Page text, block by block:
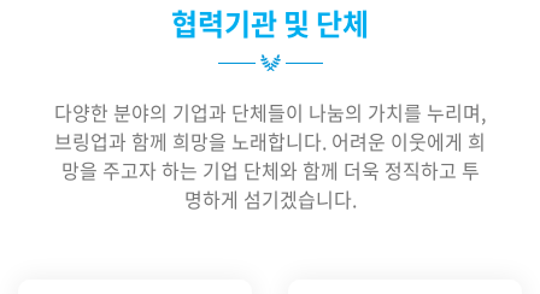
협력기관 및 단체
다양한 분야의 기업과 단체들이 나눔의 가치를 누리며,
브링업과 함께 희망을 노래합니다. 어려운 이웃에게 희
망을 주고자 하는 기업 단체와 함께 더욱 정직하고 투
명하게 섬기겠습니다.